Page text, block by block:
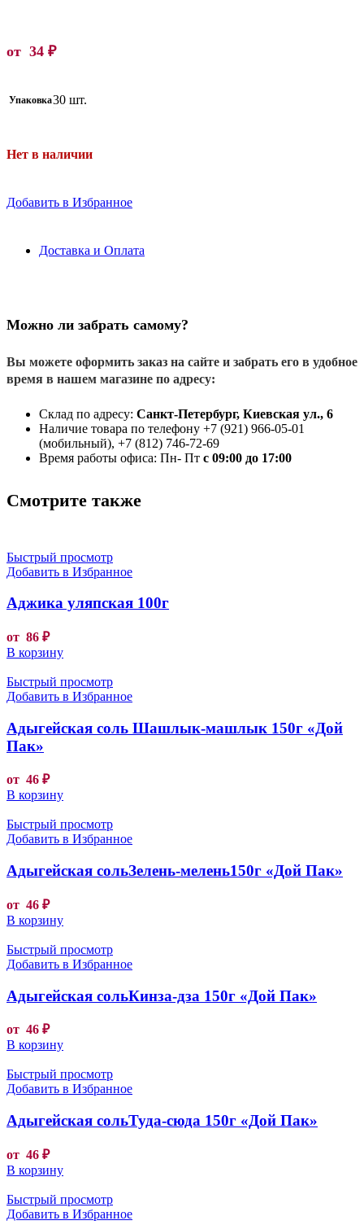
от 34 ₽
Упаковка30 шт.
Нет в наличии
Добавить в Избранное
Доставка и Оплата
Можно ли забрать самому?
Вы можете оформить заказ на сайте и забрать его в удобное
время в нашем магазине по адресу:
Склад по адресу: Санкт-Петербург, Киевская ул., 6
Наличие товара по телефону +7 (921) 966-05-01
(мобильный), +7 (812) 746-72-69
Время работы офиса: Пн- Пт с 09:00 до 17:00
Смотрите также
Быстрый просмотр
Добавить в Избранное
Аджика уляпская 100г
от 86 ₽
В корзину
Быстрый просмотр
Добавить в Избранное
Адыгейская соль Шашлык-машлык 150г «Дой
Пак»
от 46 ₽
В корзину
Быстрый просмотр
Добавить в Избранное
Адыгейская сольЗелень-мелень150г «Дой Пак»
от 46 ₽
В корзину
Быстрый просмотр
Добавить в Избранное
Адыгейская сольКинза-дза 150г «Дой Пак»
от 46 ₽
В корзину
Быстрый просмотр
Добавить в Избранное
Адыгейская сольТуда-сюда 150г «Дой Пак»
от 46 ₽
В корзину
Быстрый просмотр
Добавить в Избранное